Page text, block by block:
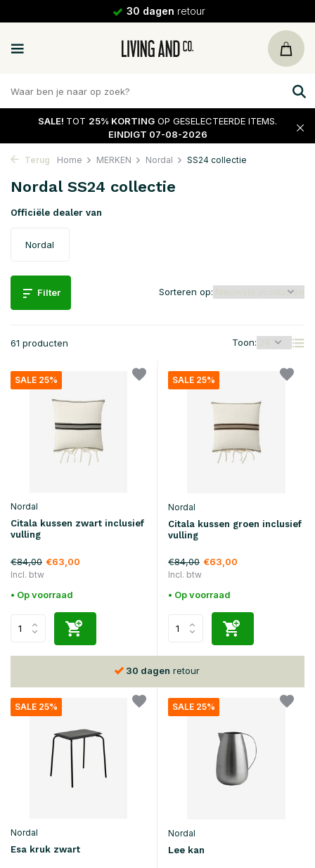
30 dagen retour
SALE! TOT 25% KORTING OP GESELECTEERDE ITEMS.
EINDIGT 07-08-2026
Terug Home MERKEN Nordal SS24 collectie
Nordal SS24 collectie
Officiële dealer van
Nordal
Filter
61 producten Toon:
Sorteren op:
SALE 25%
Nordal
Citala kussen zwart inclusief
vulling
€84,00 €63,00
Incl. btw
• Op voorraad
SALE 25%
Nordal
Citala kussen groen inclusief
vulling
€84,00 €63,00
Incl. btw
• Op voorraad
30 dagen retour
SALE 25%
Nordal
Esa kruk zwart
SALE 25%
Nordal
Lee kan